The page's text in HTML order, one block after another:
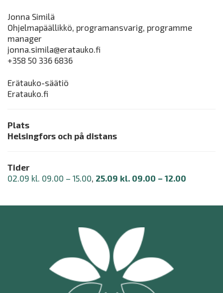
Jonna Similä
Ohjelmapäällikkö, programansvarig, programme
manager
jonna.simila@eratauko.fi
+358 50 336 6836
Erätauko-säätiö
Eratauko.fi
Plats
Helsingfors och på distans
Tider
02.09 kl. 09.00 – 15.00 25.09 kl. 09.00 – 12.00